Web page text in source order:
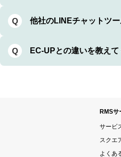
Q 他社のLINEチャットツ
Q EC-UPとの違いを教えて
RMSサ
サービ
スクエ
よくあ